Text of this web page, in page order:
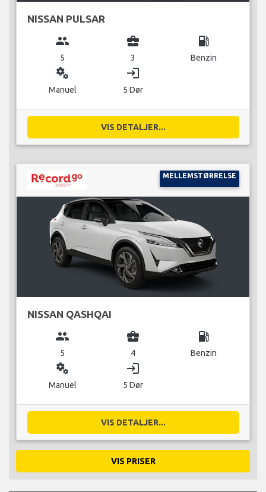
NISSAN PULSAR
group
5
business_center
3
local_gas_station
Benzin
miscellaneous_services
Manuel
login
5 Dør
VIS DETALJER...
MELLEMSTØRRELSE
NISSAN QASHQAI
group
5
business_center
4
local_gas_station
Benzin
miscellaneous_services
Manuel
login
5 Dør
VIS DETALJER...
VIS PRISER